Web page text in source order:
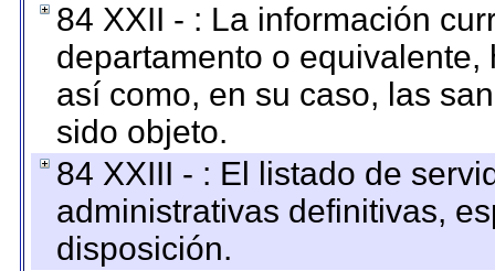
84 XXII - : La información
departamento o
así como, en su caso, las
sido objeto.
84 XXIII - : El listado de
administrativas definitivas,
disposición.